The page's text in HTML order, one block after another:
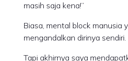
masih saja kena!”
Biasa, mental block manusia
mengandalkan dirinya sendiri.
Tapi akhirnya saya